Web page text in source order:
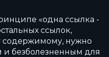
«одна ссылка -
ссылок,
содержимому, нужно
и безболезненным для